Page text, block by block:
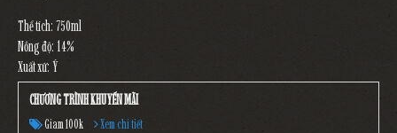
Thể tích: 750ml
Nồng độ: 14%
Xuất xứ: Ý
CHƯƠNG TRÌNH KHUYẾN MÃI
Giam 100k Xem chi tiết